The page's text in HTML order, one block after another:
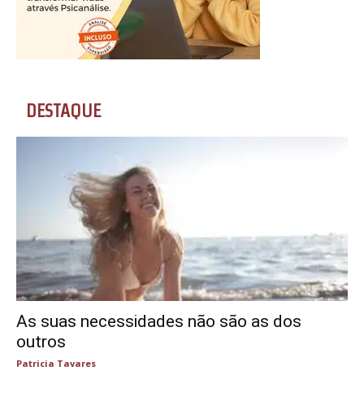
DESTAQUE
As suas necessidades não são as dos
outros
Patricia Tavares